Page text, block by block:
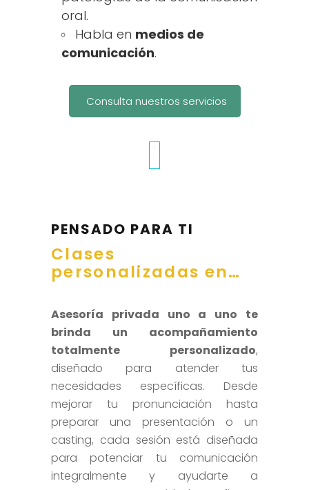
oral.
Habla en medios de
comunicación.
Consulta nuestros servicios
PENSADO PARA TI
Clases
personalizadas en…
Asesoría privada uno a uno te
brinda un acompañamiento
totalmente personalizado,
diseñado para atender tus
necesidades específicas. Desde
mejorar tu pronunciación hasta
preparar una presentación o un
casting, cada sesión está diseñada
para potenciar tu comunicación
integralmente y ayudarte a